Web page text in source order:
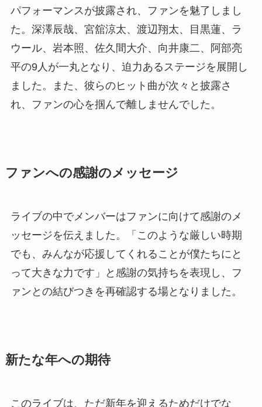
パフォーマンスが披露され、ファンを魅了しまし
た。深澤辰哉、宮舘涼太、渡辺翔太、目黒蓮、ラ
ウール、岩本照、佐久間大介、向井康二、阿部亮
平の9人が一丸となり、迫力あるステージを展開し
ました。また、彼らのヒット曲が次々と披露さ
れ、ファンの心を掴んで離しませんでした。
ファンへの感謝のメッセージ
ライブの中でメンバーはファンに向けて感謝のメ
ッセージを伝えました。「このような厳しい時期
でも、みんなが応援してくれることが僕たちにと
って大きな力です」と感謝の気持ちを表現し、フ
ァンとの結びつきを再確認する場となりました。
新たな年への期待
このライブは、ただ新年を迎えるためだけでな